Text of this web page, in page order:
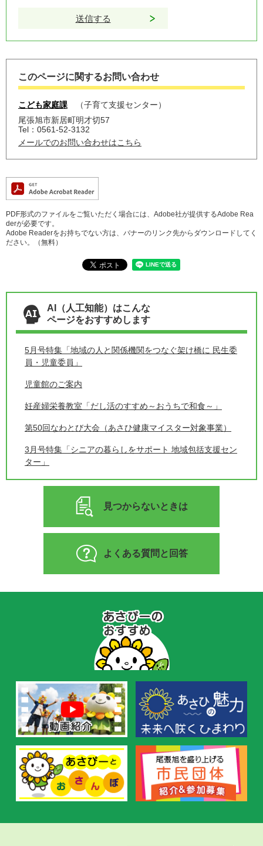
このページに関するお問い合わせ
こども家庭課
子育て支援センター
尾張旭市新居町明才切57
Tel：0561-52-3132
メールでのお問い合わせはこちら
PDF形式のファイルをご覧いただく場合には、Adobe社が提供するAdobe Rea
derが必要です。
Adobe Readerをお持ちでない方は、バナーのリンク先からダウンロードしてく
ださい。（無料）
AI（人工知能）はこんな
ページをおすすめします
5月号特集「地域の人と関係機関をつなぐ架け橋に 民生委
員・児童委員」
児童館のご案内
妊産婦栄養教室「だし活のすすめ～おうちで和食～」
第50回なわとび大会（あさひ健康マイスター対象事業）
3月号特集「シニアの暮らしをサポート 地域包括支援セン
ター」
見つからないときは
よくある質問と回答
の
お
す
め